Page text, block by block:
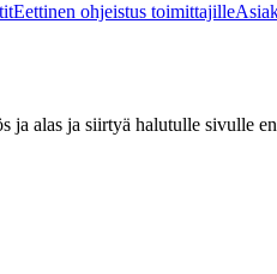
Eettinen ohjeistus toimittajille
alas ja siirtyä halutulle sivulle